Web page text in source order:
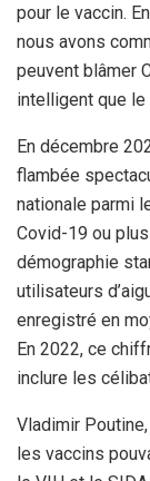
pour le vaccin.
nous avons
peuvent blâmer
intelligent que le
En décembre
flambée
nationale parmi
Covid-19 ou
démographie
utilisateurs
enregistré en
En 2022, ce
inclure les
Vladimir
les vaccins